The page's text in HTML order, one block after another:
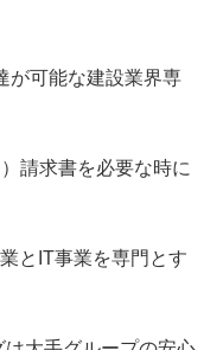
が可能な建設業界専
請求書を必要な時に
とIT事業を専門とす